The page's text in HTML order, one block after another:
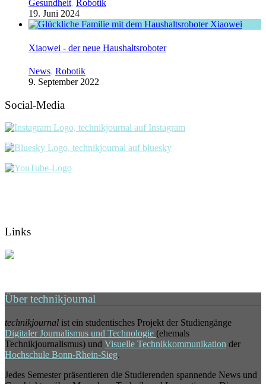
Gesundheit, Robotik
19. Juni 2024
Xiaowei - der neue Haushaltsroboter
News, Robotik
9. September 2022
Social-Media
Links
Über technikjournal
technikjournal ist ein studentisches Projekt der Studiengänge
Digitaler Journalismus und Technologie (ehemals
Technikjournalismus) und Visuelle Technikkommunikation der
Hochschule Bonn-Rhein-Sieg.
Jedes Semester präsentieren die Studierenden spannende News und